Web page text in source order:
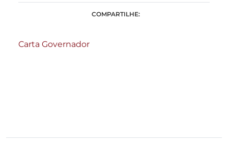
COMPARTILHE:
Carta Governador